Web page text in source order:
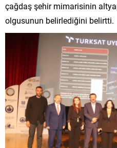
çağdaş şehir mimarisinin
olgusunun belirlediğini belirtti.